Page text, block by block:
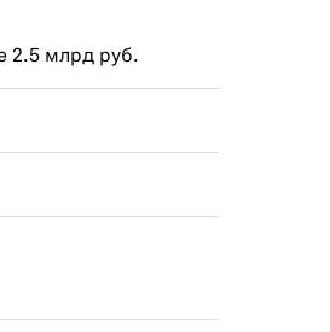
2.5 млрд руб.